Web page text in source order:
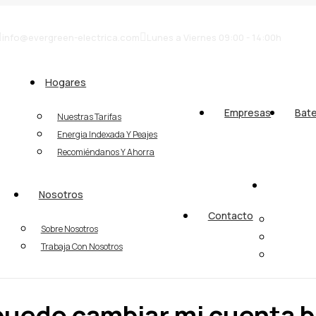
Hogares
Nuestras Tarifas
Energia Indexada Y Peajes
Recomiéndanos Y Ahorra
Empresas
Nosotros
Sobre Nosotros
Trabaja Con Nosotros
Contacto